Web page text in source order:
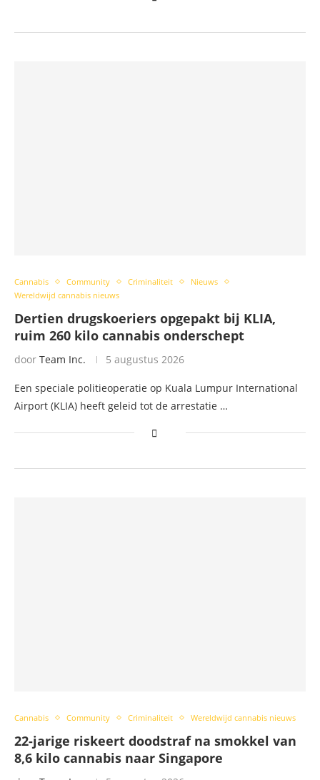
Cannabis Community Criminaliteit
Nieuws
Wereldwijd cannabis nieuws
Dertien drugskoeriers opgepakt bij KLIA,
ruim 260 kilo cannabis onderschept
door Team Inc. 5 augustus 2026
Een speciale politieoperatie op Kuala Lumpur International
Airport (KLIA) heeft geleid tot de arrestatie …
Cannabis Community Criminaliteit Wereldwijd cannabis nieuws
22-jarige riskeert doodstraf na smokkel van
8,6 kilo cannabis naar Singapore